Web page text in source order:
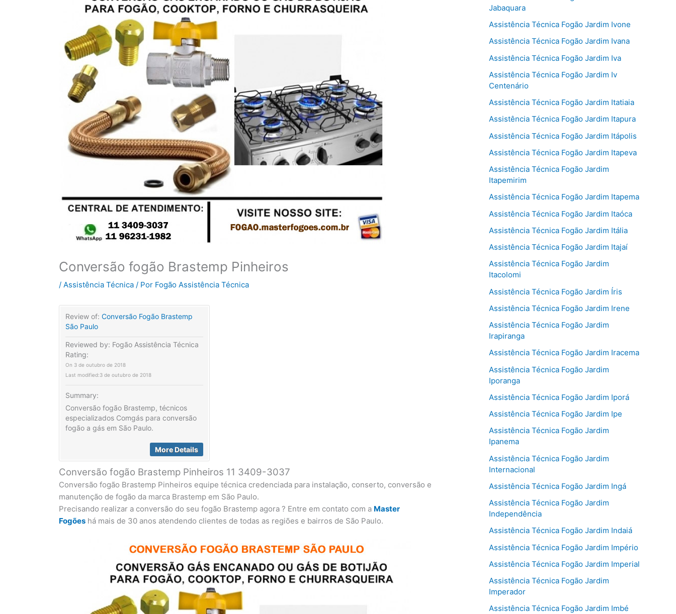
Conversão fogão Brastemp Pinheiros
/ Assistência Técnica / Por Fogão Assistência Técnica
Review of: Conversão Fogão Brastemp
São Paulo
Reviewed by: Fogão Assistência Técnica
Rating:
On 3 de outubro de 2018
Last modified:3 de outubro de 2018
Summary:
Conversão fogão Brastemp, técnicos
especializados Comgás para conversão
fogão a gás em São Paulo.
More Details
Conversão fogão Brastemp Pinheiros 11 3409-3037
Conversão fogão Brastemp Pinheiros equipe técnica credenciada para instalação, conserto, conversão e
manutenção de fogão da marca Brastemp em São Paulo.
Precisando realizar a conversão do seu fogão Brastemp agora ? Entre em contato com a Master
Fogões há mais de 30 anos atendendo clientes de todas as regiões e bairros de São Paulo.
Jabaquara
Assistência Técnica Fogão Jardim Ivone
Assistência Técnica Fogão Jardim Ivana
Assistência Técnica Fogão Jardim Iva
Assistência Técnica Fogão Jardim Iv
Centenário
Assistência Técnica Fogão Jardim Itatiaia
Assistência Técnica Fogão Jardim Itapura
Assistência Técnica Fogão Jardim Itápolis
Assistência Técnica Fogão Jardim Itapeva
Assistência Técnica Fogão Jardim
Itapemirim
Assistência Técnica Fogão Jardim Itapema
Assistência Técnica Fogão Jardim Itaóca
Assistência Técnica Fogão Jardim Itália
Assistência Técnica Fogão Jardim Itajaí
Assistência Técnica Fogão Jardim
Itacolomi
Assistência Técnica Fogão Jardim Íris
Assistência Técnica Fogão Jardim Irene
Assistência Técnica Fogão Jardim
Irapiranga
Assistência Técnica Fogão Jardim Iracema
Assistência Técnica Fogão Jardim
Iporanga
Assistência Técnica Fogão Jardim Iporá
Assistência Técnica Fogão Jardim Ipe
Assistência Técnica Fogão Jardim
Ipanema
Assistência Técnica Fogão Jardim
Internacional
Assistência Técnica Fogão Jardim Ingá
Assistência Técnica Fogão Jardim
Independência
Assistência Técnica Fogão Jardim Indaiá
Assistência Técnica Fogão Jardim Império
Assistência Técnica Fogão Jardim Imperial
Assistência Técnica Fogão Jardim
Imperador
Assistência Técnica Fogão Jardim Imbé